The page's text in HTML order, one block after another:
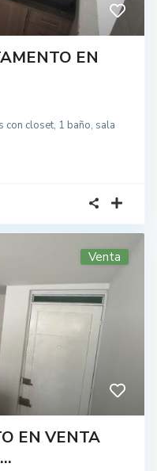
EN
con closet, 1 baño, sala
Venta
EN VENTA